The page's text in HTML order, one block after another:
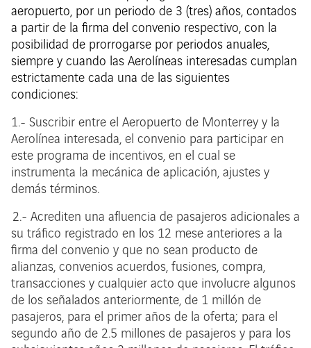
aeropuerto, por un periodo de 3 (tres) años, contados
a partir de la firma del convenio respectivo, con la
posibilidad de prorrogarse por periodos anuales,
siempre y cuando las Aerolíneas interesadas cumplan
estrictamente cada una de las siguientes
condiciones:
1.- Suscribir entre el Aeropuerto de Monterrey y la
Aerolínea interesada, el convenio para participar en
este programa de incentivos, en el cual se
instrumenta la mecánica de aplicación, ajustes y
demás términos.
2.- Acrediten una afluencia de pasajeros adicionales a
su tráfico registrado en los 12 mese anteriores a la
firma del convenio y que no sean producto de
alianzas, convenios acuerdos, fusiones, compra,
transacciones y cualquier acto que involucre algunos
de los señalados anteriormente, de 1 millón de
pasajeros, para el primer años de la oferta; para el
segundo año de 2.5 millones de pasajeros y para los